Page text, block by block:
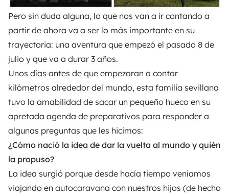
Pero sin duda alguna, lo que nos van a ir contando a
partir de ahora va a ser lo más importante en su
trayectoria: una aventura que empezó el pasado 8 de
julio y que va a durar 3 años.
Unos días antes de que empezaran a contar
kilómetros alrededor del mundo, esta familia sevillana
tuvo la amabilidad de sacar un pequeño hueco en su
apretada agenda de preparativos para responder a
algunas preguntas que les hicimos:
¿Cómo nació la idea de dar la vuelta al mundo y quién
la propuso?
La idea surgió porque desde hacía tiempo veníamos
viajando en autocaravana con nuestros hijos (de hecho